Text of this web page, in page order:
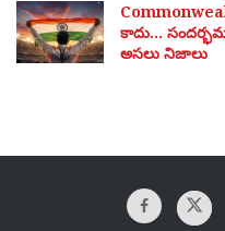
కాదు…
అసలు నిజాలు